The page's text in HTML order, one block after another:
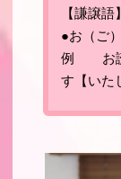
【謙譲語】
●お（ご
例 お読
す【いた